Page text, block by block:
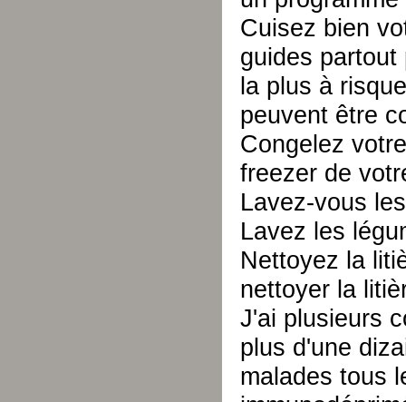
Cuisez bien
guides
la plus à
peuvent être
Congelez
freezer de
Lavez-vous
Lavez les
Nettoyez la
nettoyer la
J'ai plusieurs
plus d'une
malades tous